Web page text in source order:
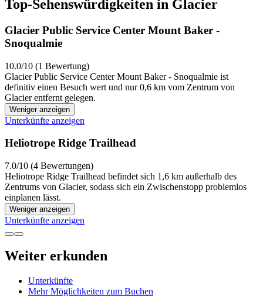
Top-Sehenswürdigkeiten in Glacier
Glacier Public Service Center Mount Baker -
Snoqualmie
10.0/10 (1 Bewertung)
Glacier Public Service Center Mount Baker - Snoqualmie ist
definitiv einen Besuch wert und nur 0,6 km vom Zentrum von
Glacier entfernt gelegen.
Weniger anzeigen
Unterkünfte anzeigen
Heliotrope Ridge Trailhead
7.0/10 (4 Bewertungen)
Heliotrope Ridge Trailhead befindet sich 1,6 km außerhalb des
Zentrums von Glacier, sodass sich ein Zwischenstopp problemlos
einplanen lässt.
Weniger anzeigen
Unterkünfte anzeigen
Weiter erkunden
Unterkünfte
Mehr Möglichkeiten zum Buchen